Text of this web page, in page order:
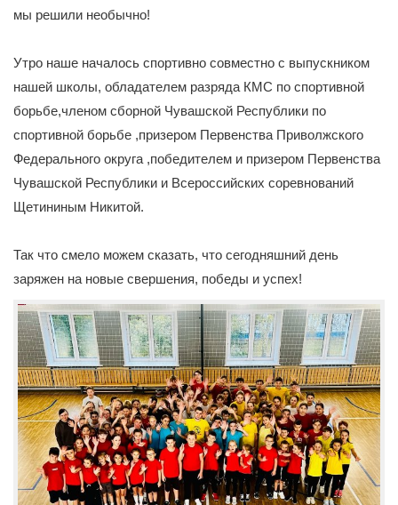
мы решили необычно!
Утро наше началось спортивно совместно с выпускником
нашей школы, обладателем разряда КМС по спортивной
борьбе,членом сборной Чувашской Республики по
спортивной борьбе ,призером Первенства Приволжского
Федерального округа ,победителем и призером Первенства
Чувашской Республики и Всероссийских соревнований
Щетининым Никитой.
Так что смело можем сказать, что сегодняшний день
заряжен на новые свершения, победы и успех!